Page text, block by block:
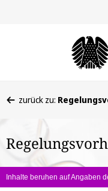
befinden
hier:
zurück zu:
Inhalte beruhen auf Angaben